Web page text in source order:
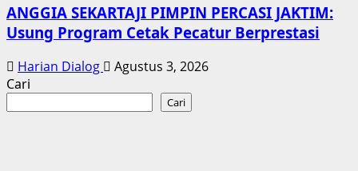
ANGGIA SEKARTAJI PIMPIN PERCASI JAKTIM:
Usung Program Cetak Pecatur Berprestasi
Harian Dialog
Agustus 3, 2026
Cari
Cari